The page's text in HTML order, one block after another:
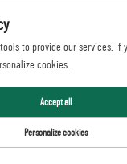
Heavy Industry Co., Ltd.
to provide our services. If
cookies.
Personalize cookies
Accept all